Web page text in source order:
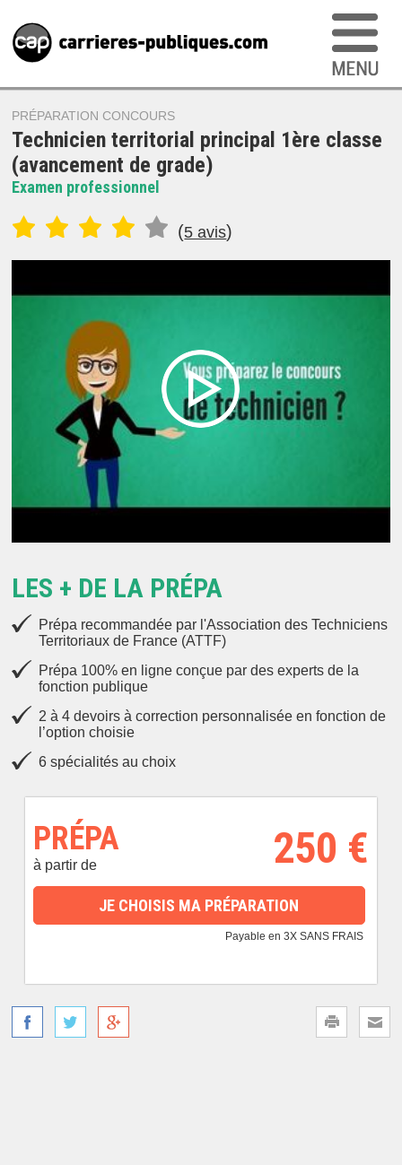
PRÉPARATION CONCOURS
Technicien territorial principal 1ère classe
(avancement de grade)
Examen professionnel
(5 avis)
LES + DE LA PRÉPA
Prépa recommandée par l'Association des Techniciens
Territoriaux de France (ATTF)
Prépa 100% en ligne conçue par des experts de la
fonction publique
2 à 4 devoirs à correction personnalisée en fonction de
l’option choisie
6 spécialités au choix
PRÉPA
à partir de 250 €
JE CHOISIS MA PRÉPARATION
Payable en 3X SANS FRAIS